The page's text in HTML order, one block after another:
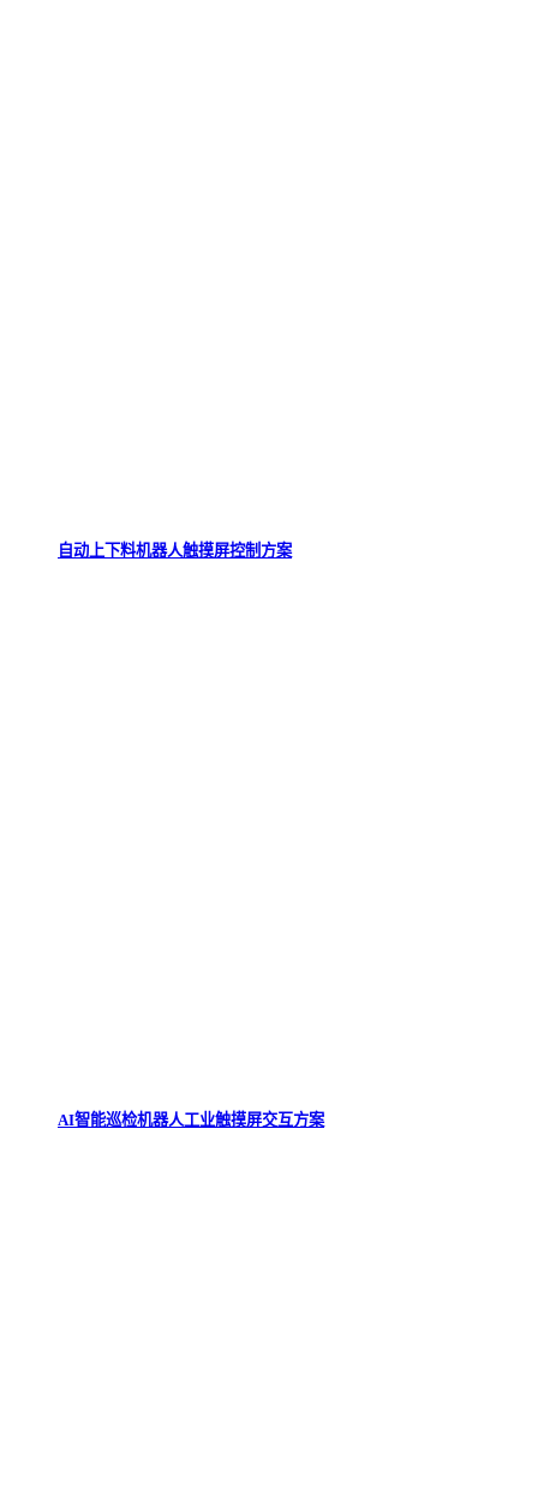
自动上下料机器人触摸屏控制方案
AI智能巡检机器人工业触摸屏交互方案